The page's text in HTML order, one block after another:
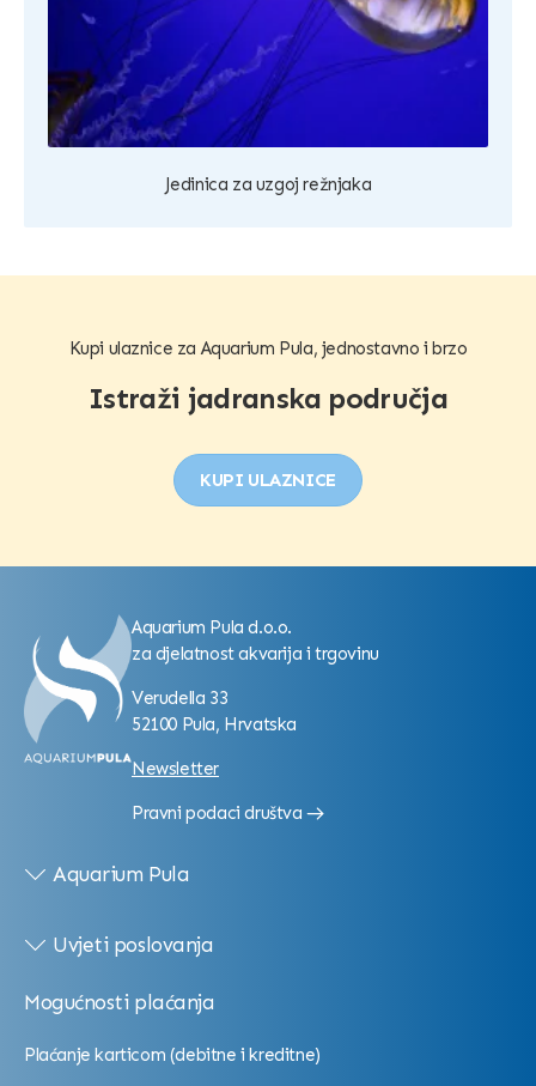
Jedinica za uzgoj režnjaka
Kupi ulaznice za Aquarium Pula, jednostavno i brzo
Istraži jadranska područja
KUPI ULAZNICE
Aquarium Pula d.o.o.
za djelatnost akvarija i trgovinu
Verudella 33
52100 Pula, Hrvatska
Newsletter
Pravni podaci društva
Aquarium Pula
Uvjeti poslovanja
Mogućnosti plaćanja
Plaćanje karticom (debitne i kreditne)